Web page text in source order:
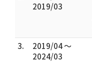
2019/03
3.
2019/04 ～
2024/03